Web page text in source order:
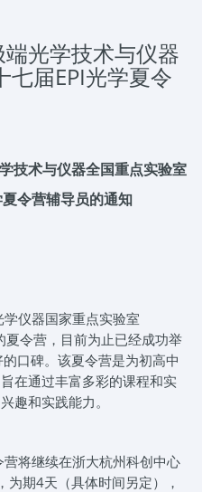
光学技术与仪器
七届EPI光学夏令
技术与仪器全国重点实验室
令营辅导员的通知
仪器国家重点实验室
夏令营，目前为止已经成功举
口碑。该夏令营是为初高中
在通过丰富多彩的课程和实
趣和实践能力。
将继续在浙大杭州科创中心
期4天（具体时间另定），